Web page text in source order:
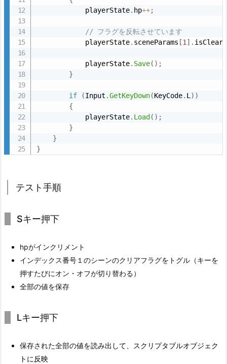
サ
使
う
4.
3.
て
し
う
4.
の
ス
ト
            playerState
. hp++;
// フラグを反転させています
            playerState
. sceneParams [1 ] . isClear
            playerState
. Save( ) ;
}
if (Input .GetKeyDown(KeyCode. L ) )
{
            playerState
. Load( ) ;
}
}
}
テスト手順
Sキー押下
hpがインクリメント
インデックス番号１のシーンのクリアフラグをトグル（キーを
押すたびにオン・オフが切り替わる）
全部の値を保存
Lキー押下
保存された全部の値を読み出して、スクリプタブルオブジェク
トに反映